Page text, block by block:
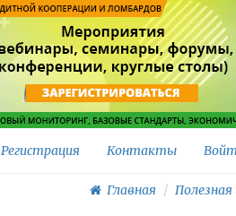
Регистрация Контакты
Главная